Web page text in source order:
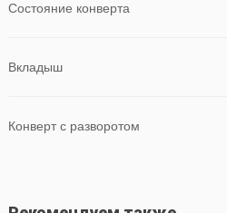
Состояние конверта
Вкладыш
Конверт с разворотом